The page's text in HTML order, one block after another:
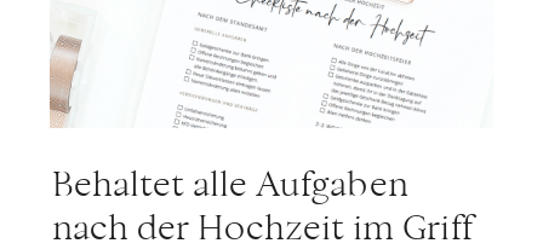
Behaltet alle Aufgaben
nach der Hochzeit im Griff